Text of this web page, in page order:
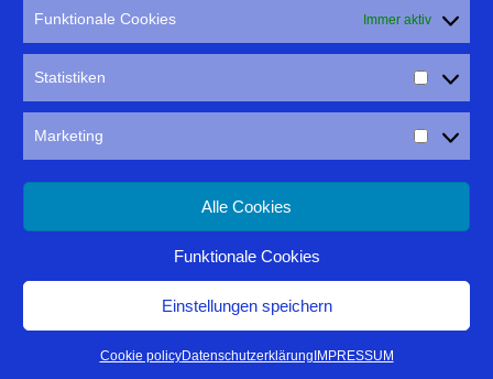
Funktionale Cookies Immer aktiv
Statistiken
Marketing
Alle Cookies
Funktionale Cookies
Einstellungen speichern
Cookie policyDatenschutzerklärung IMPRESSUM
Dr. Martina Mettner
IMPRESSUM DATENSCHUTZ
Thomas Rathay| Präsentiert vonMantra&WordPress.